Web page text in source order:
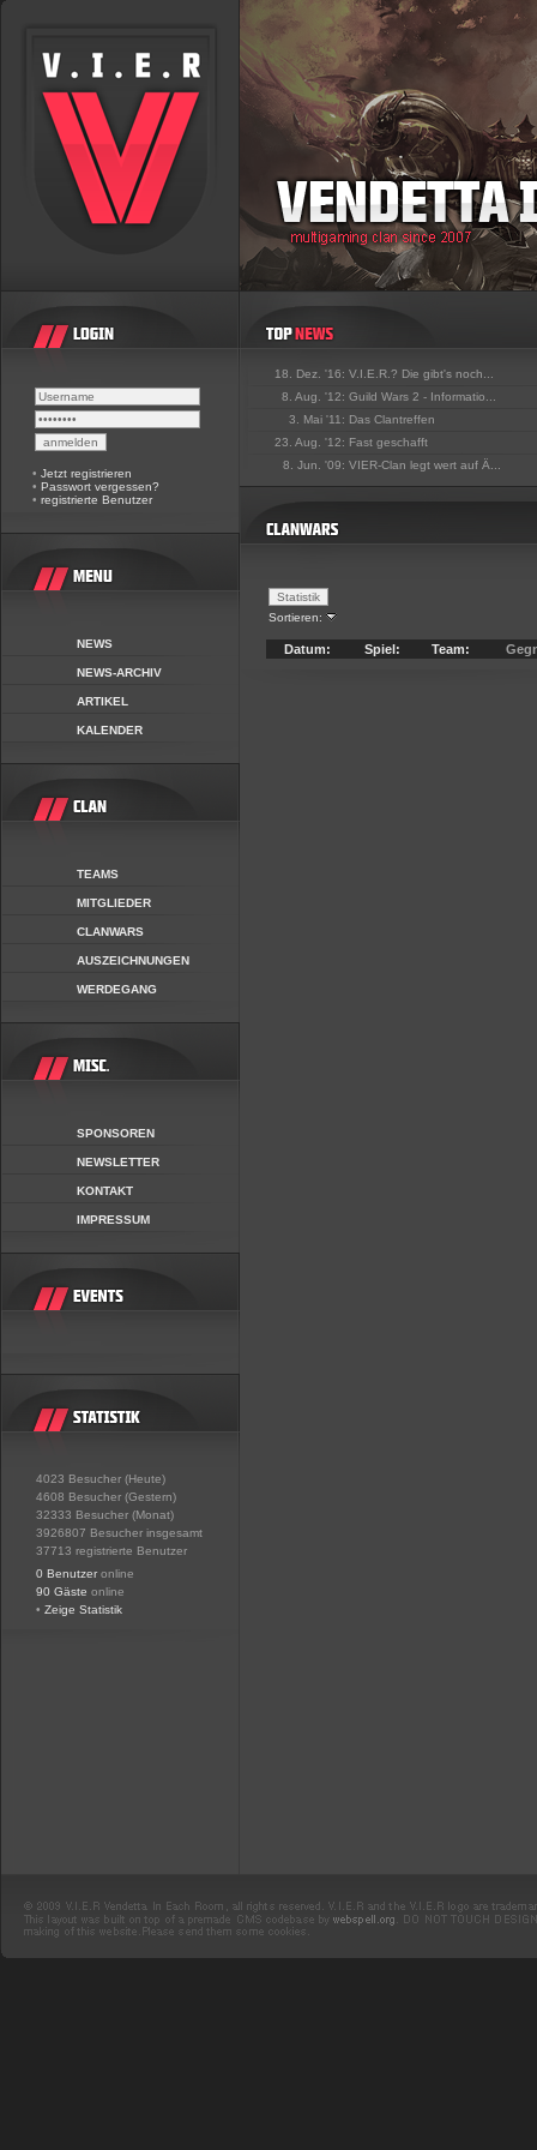
• Jetzt registrieren
• Passwort vergessen?
• registrierte Benutzer
NEWS
NEWS-ARCHIV
ARTIKEL
KALENDER
TEAMS
MITGLIEDER
CLANWARS
AUSZEICHNUNGEN
WERDEGANG
SPONSOREN
NEWSLETTER
KONTAKT
IMPRESSUM
4023 Besucher (Heute)
4608 Besucher (Gestern)
32333 Besucher (Monat)
3926807 Besucher insgesamt
37713 registrierte Benutzer
0 Benutzer online
90 Gäste online
• Zeige Statistik
18. Dez. '16: V.I.E.R.? Die gibt's noch...
8. Aug. '12: Guild Wars 2 - Informatio...
3. Mai '11: Das Clantreffen
23. Aug. '12: Fast geschafft
8. Jun. '09: VIER-Clan legt wert auf Ä...
Sortieren:
Datum: Spiel: Team: